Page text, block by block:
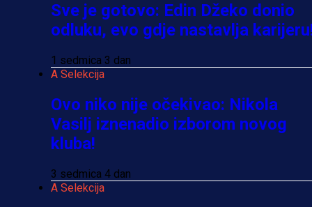
Sve je gotovo: Edin Džeko donio
odluku, evo gdje nastavlja
1 sedmica 3 dan
A Selekcija
Ovo niko nije očekivao: Nikola
Vasilj iznenadio izborom novog
kluba!
3 sedmica 4 dan
A Selekcija